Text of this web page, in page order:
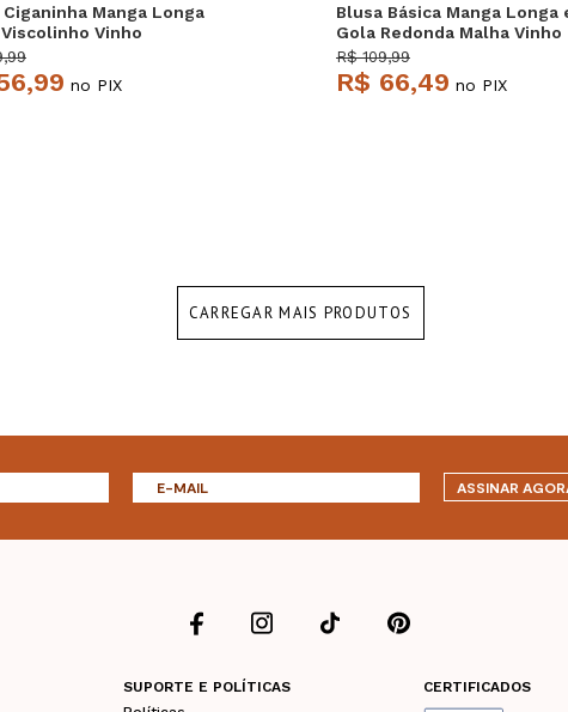
Ciganinha Manga Longa
Vinho
no PIX
Blusa Básica Manga Longa
Gola Redonda Malha Vinho
Salvatore
R$ 109,99
R$ 66,49 no PIX
CARREGAR MAIS PRODUTOS
ASSINAR
SUPORTE E POLÍTICAS
CERTIFICADOS